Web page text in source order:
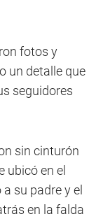
fotos y
un detalle que
seguidores
sin cinturón
ubicó en el
su padre y el
en la falda